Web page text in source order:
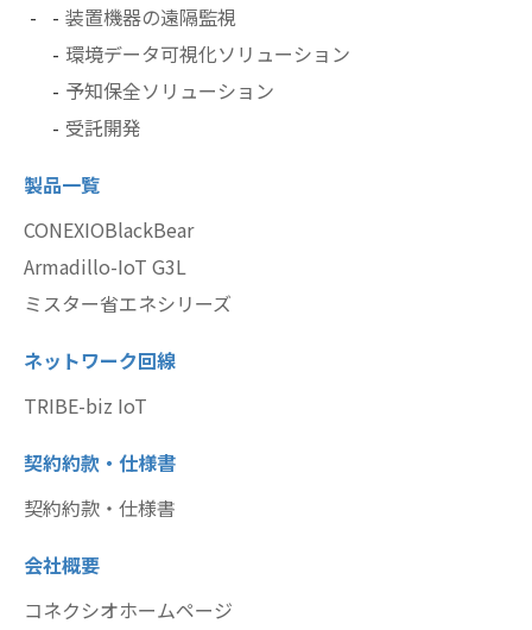
装置機器の遠隔監視
環境データ可視化ソリューション
予知保全ソリューション
受託開発
製品一覧
CONEXIOBlackBear
Armadillo-IoT G3L
ミスター省エネシリーズ
ネットワーク回線
TRIBE-biz IoT
契約約款・仕様書
契約約款・仕様書
会社概要
コネクシオホームページ